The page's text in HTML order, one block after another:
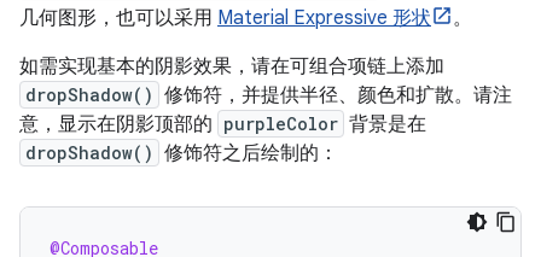
几何图形，也可以采用 Material Expressive 形状
。
如需实现基本的阴影效果，请在可组合项链上添加
dropShadow() 修饰符，并提供半径、颜色和扩散。请注
意，显示在阴影顶部的 purpleColor 背景是在
dropShadow() 修饰符之后绘制的：
@Composable